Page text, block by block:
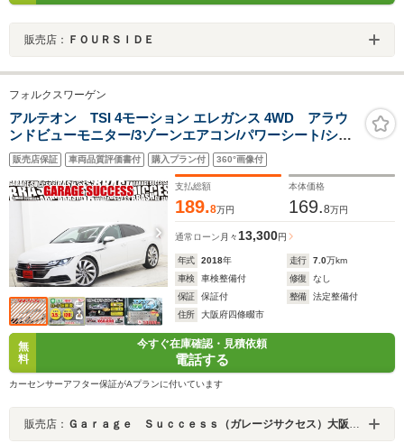
販売店： ＦＯＵＲＳＩＤＥ
フォルクスワーゲン
アルテオン TSI 4モーション エレガンス 4WD アラウ
ンドビューモニター/3ゾーンエアコン/パワーシート/シー
トヒーター/純正20インチホイール/茶革シート/ハンドルヒ
ーター/シートメモリー/電動Pブレーキ/純正ナビ/フルセ
グ/パワーゲート/ETC
販売店保証 車両品質評価書付 購入プラン付 360°画像付
支払総額
189.8万円
本体価格
169.8万円
通常ローン 月々 13,300円
年式 2018年 走行 7.0万km
車検
車検整備付 修復
なし
保証
保証付 整備
法定整備付
住所
大阪府四條畷市
無
料
今すぐ在庫確認・見積依頼
電話する
カーセンサーアフター保証がAプランに付いています
販売店： Ｇａｒａｇｅ Ｓｕｃｃｅｓｓ（ガレージサクセス）大阪外環店 クラウン・マークＸ セダン専門店